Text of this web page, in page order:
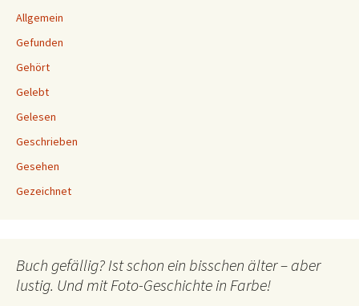
Allgemein
Gefunden
Gehört
Gelebt
Gelesen
Geschrieben
Gesehen
Gezeichnet
Buch gefällig? Ist schon ein bisschen älter – aber
lustig. Und mit Foto-Geschichte in Farbe!